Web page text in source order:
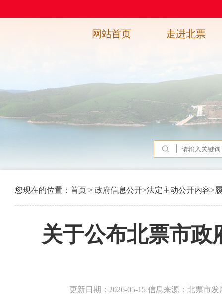
网站首页 走进北票
您现在的位置： 首页 > 政府信息公开>法定主动公开内容>
关于公布北票市政
更新日期：2026-05-15 信息来源：北票市